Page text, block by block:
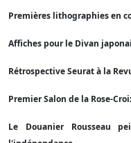
Premières lithographies en
Affiches pour le Divan
Rétrospective Seurat à la
Premier Salon de la Rose-
Le Douanier Rousseau